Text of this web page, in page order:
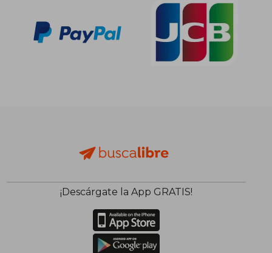
¡Descárgate la App GRATIS!